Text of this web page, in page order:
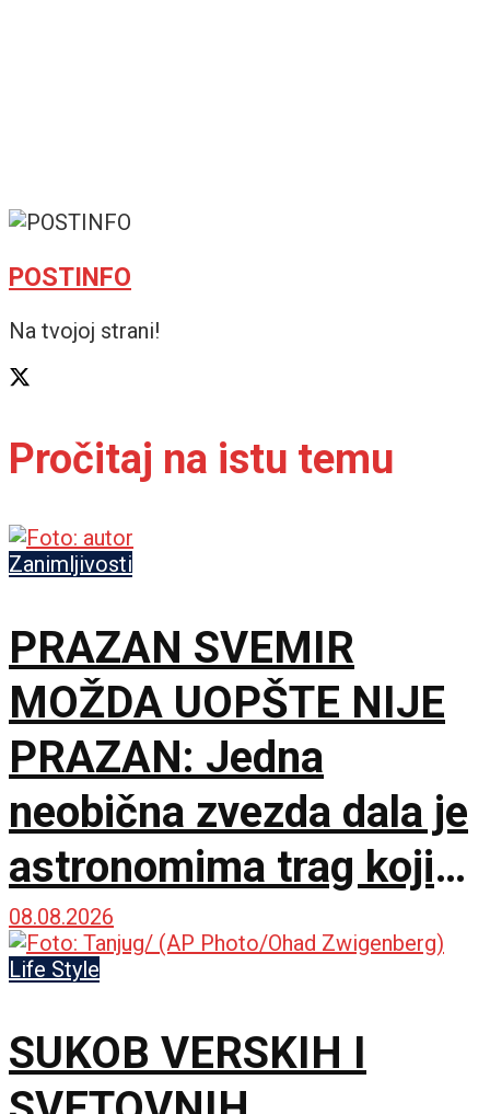
POSTINFO
Na tvojoj strani!
Pročitaj na istu temu
Zanimljivosti
PRAZAN SVEMIR
MOŽDA UOPŠTE NIJE
PRAZAN: Jedna
neobična zvezda dala je
astronomima trag koji
čekaju decenijama
08.08.2026
Life Style
SUKOB VERSKIH I